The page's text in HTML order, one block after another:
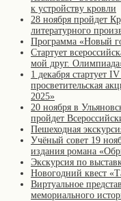
к устройству кровли
28 ноября пройдет
литературного
Программа «Новый
Стартует
мой друг.
1 декабря стартует
просветительская
2025»
20 ноября в
пройдет
Пешеходная
Учёный совет 19
издания романа
Экскурсия по
Новогодний квест
Виртуальное
мемориального